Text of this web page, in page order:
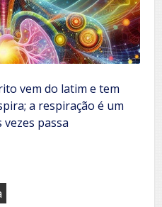
vem do latim e tem
a respiração é um
passa